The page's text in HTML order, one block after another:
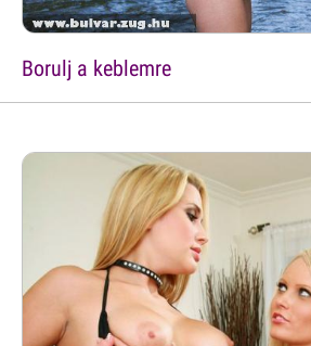
Borulj a keblemre